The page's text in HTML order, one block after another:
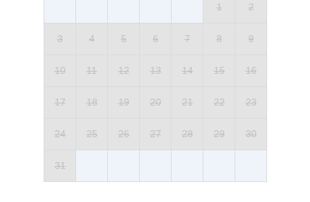
1 2
3 4 5 6 7 8 9
10 11 12 13 14 15 16
17 18 19 20 21 22 23
24 25 26 27 28 29 30
31